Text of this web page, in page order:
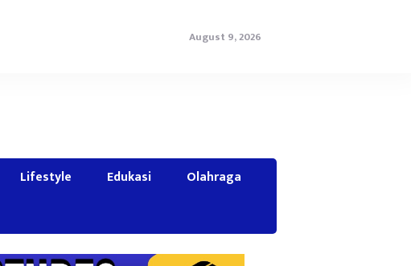
August 9, 2026
Lifestyle Edukasi
Olahraga